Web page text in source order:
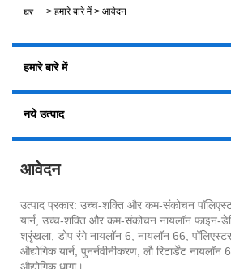
घर > हमारे बारे में > आवेदन
हमारे बारे में
नये उत्पाद
आवेदन
उत्पाद प्रकार: उच्च-शक्ति और कम-संकोचन
यार्न, उच्च-शक्ति और कम-संकोचन नायलॉन फाइन-
श्रृंखला, डोप रंगे नायलॉन 6, नायलॉन 66,
औद्योगिक यार्न, पुनर्नवीनीकरण, लौ रिटार्डेंट
औद्योगिक धागा।